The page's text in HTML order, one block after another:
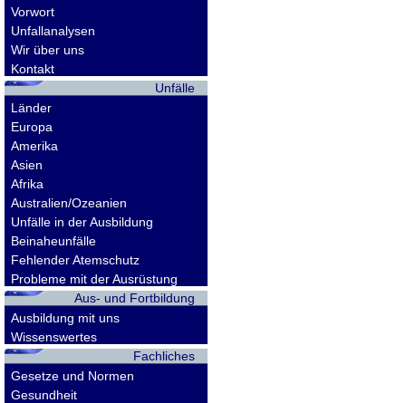
Vorwort
Unfallanalysen
Wir über uns
Kontakt
Unfälle
Länder
Europa
Amerika
Asien
Afrika
Australien/Ozeanien
Unfälle in der Ausbildung
Beinaheunfälle
Fehlender Atemschutz
Probleme mit der Ausrüstung
Aus- und Fortbildung
Ausbildung mit uns
Wissenswertes
Fachliches
Gesetze und Normen
Gesundheit